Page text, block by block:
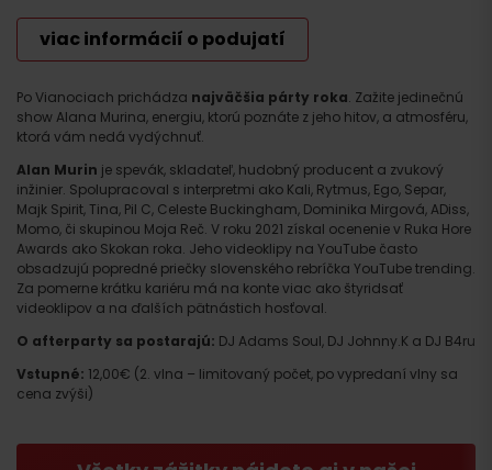
Po Vianociach prichádza najväčšia párty roka. Zažite jedinečnú
show Alana Murina, energiu, ktorú poznáte z jeho hitov, a atmosféru,
ktorá vám nedá vydýchnuť.
Alan Murin je spevák, skladateľ, hudobný producent a zvukový
inžinier. Spolupracoval s interpretmi ako Kali, Rytmus, Ego, Separ,
Majk Spirit, Tina, Pil C, Celeste Buckingham, Dominika Mirgová, ADiss,
Momo, či skupinou Moja Reč. V roku 2021 získal ocenenie v Ruka Hore
Awards ako Skokan roka. Jeho videoklipy na YouTube často
obsadzujú popredné priečky slovenského rebríčka YouTube trending.
Za pomerne krátku kariéru má na konte viac ako štyridsať
videoklipov a na ďalších pätnástich hosťoval.
O afterparty sa postarajú: DJ Adams Soul, DJ Johnny.K a DJ B4ru
Vstupné: 12,00€ (2. vlna – limitovaný počet, po vypredaní vlny sa
cena zvýši)
viac informácií o podujatí